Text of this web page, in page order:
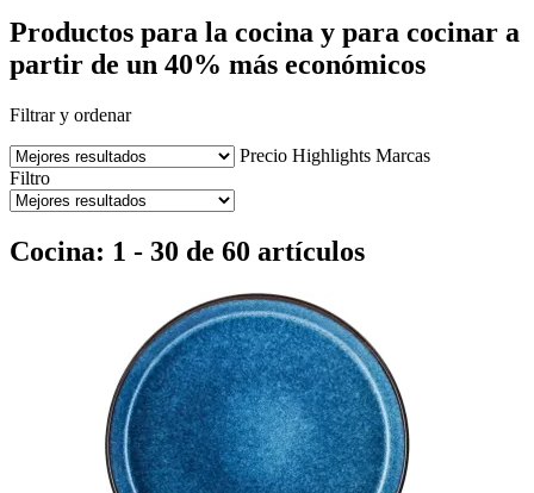
Productos para la cocina y para cocinar a
partir de un 40% más económicos
Filtrar y ordenar
Precio Highlights Marcas
Filtro
Cocina: 1 - 30 de 60 artículos